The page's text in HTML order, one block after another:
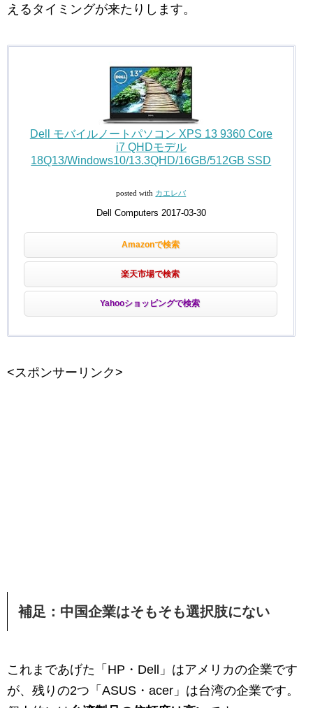
えるタイミングが来たりします。
Dell モバイルノートパソコン XPS 13 9360 Core
i7 QHDモデル
18Q13/Windows10/13.3QHD/16GB/512GB SSD
posted with カエレバ
Dell Computers 2017-03-30
Amazonで検索
楽天市場で検索
Yahooショッピングで検索
<スポンサーリンク>
補足：中国企業はそもそも選択肢にない
これまであげた「HP・Dell」はアメリカの企業です
が、残りの2つ「ASUS・acer」は台湾の企業です。